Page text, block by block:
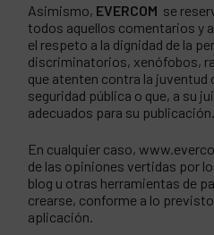
Asimismo, EVERCOM se
todos aquellos comentarios y
el respeto a la dignidad de la
discriminatorios, xenófobos,
que atenten contra la juventud
seguridad pública o que, a su
adecuados para su publicación.
En cualquier caso,
de las opiniones vertidas por
blog u otras herramientas de
crearse, conforme a lo
aplicación.